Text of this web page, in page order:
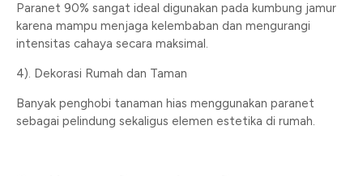
Paranet 90% sangat ideal digunakan pada kumbung jamur
karena mampu menjaga kelembaban dan mengurangi
intensitas cahaya secara maksimal.
4). Dekorasi Rumah dan Taman
Banyak penghobi tanaman hias menggunakan paranet
sebagai pelindung sekaligus elemen estetika di rumah.